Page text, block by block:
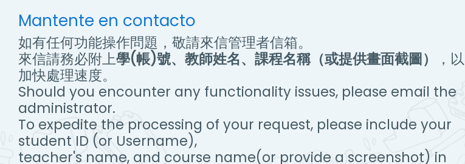
Mantente en contacto
如有任何功能操作問題，敬請來信管理者信箱。
來信請務必附上學(帳)號、教師姓名、課程名稱（或提供畫面截圖）
，以
加快處理速度。
Should you encounter any functionality issues, please email the
administrator.
To expedite the processing of your request, please include your
student ID (or Username),
teacher's name, and course name(or provide a screenshot) in